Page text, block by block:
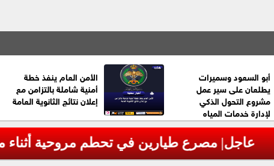
أبو السعود وسميرات
يطلعان على سير عمل
مشروع التحول الذكي
لإدارة خدمات المياه
الأمن العام ينفذ خطة
أمنية شاملة بالتزامن مع
إعلان نتائج الثانوية العامة
مصرع طيارين في تحطم مروحية أثناء مكافحة